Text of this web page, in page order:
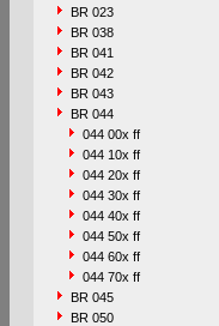
BR 023
BR 038
BR 041
BR 042
BR 043
BR 044
044 00x ff
044 10x ff
044 20x ff
044 30x ff
044 40x ff
044 50x ff
044 60x ff
044 70x ff
BR 045
BR 050